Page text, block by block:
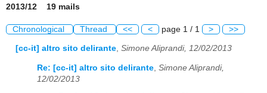
2013/12 19 mails
Chronological Thread << < page 1 / 1 > >>
[cc-it] altro sito delirante, Simone Aliprandi, 12/02/2013
Re: [cc-it] altro sito delirante Simone Aliprandi,
12/02/2013